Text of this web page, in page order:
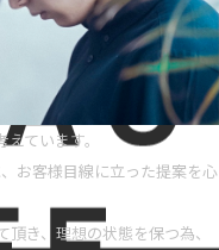
ています。
お客様目線に立った提案を心
き、理想の状態を保つ為、